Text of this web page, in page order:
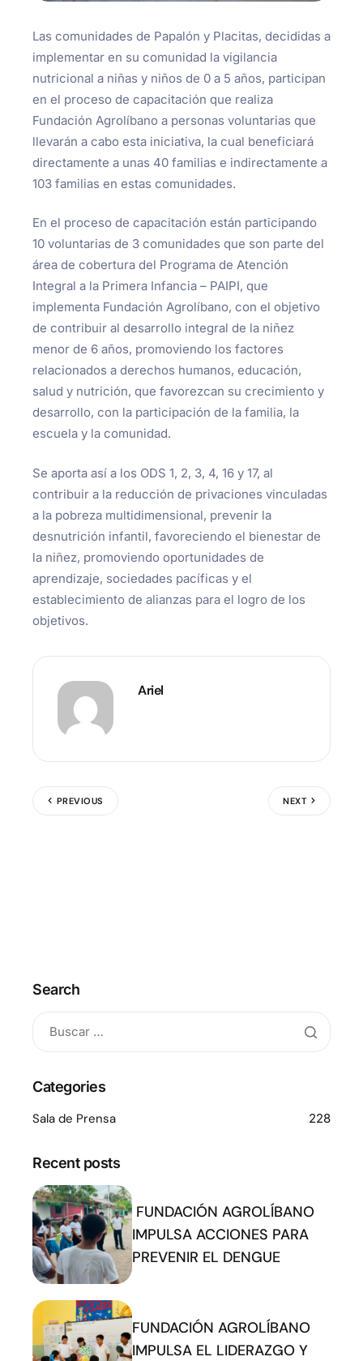
Las comunidades de Papalón y Placitas, decididas a
implementar en su comunidad la vigilancia
nutricional a niñas y niños de 0 a 5 años, participan
en el proceso de capacitación que realiza
Fundación Agrolíbano a personas voluntarias que
llevarán a cabo esta iniciativa, la cual beneficiará
directamente a unas 40 familias e indirectamente a
103 familias en estas comunidades.
En el proceso de capacitación están participando
10 voluntarias de 3 comunidades que son parte del
área de cobertura del Programa de Atención
Integral a la Primera Infancia – PAIPI, que
implementa Fundación Agrolíbano, con el objetivo
de contribuir al desarrollo integral de la niñez
menor de 6 años, promoviendo los factores
relacionados a derechos humanos, educación,
salud y nutrición, que favorezcan su crecimiento y
desarrollo, con la participación de la familia, la
escuela y la comunidad.
Se aporta así a los ODS 1, 2, 3, 4, 16 y 17, al
contribuir a la reducción de privaciones vinculadas
a la pobreza multidimensional, prevenir la
desnutrición infantil, favoreciendo el bienestar de
la niñez, promoviendo oportunidades de
aprendizaje, sociedades pacíficas y el
establecimiento de alianzas para el logro de los
objetivos.
Ariel
PREVIOUS NEXT
Search
Categories
Sala de Prensa 228
Recent posts
FUNDACIÓN AGROLÍBANO
IMPULSA ACCIONES PARA
PREVENIR EL DENGUE
FUNDACIÓN AGROLÍBANO
IMPULSA EL LIDERAZGO Y